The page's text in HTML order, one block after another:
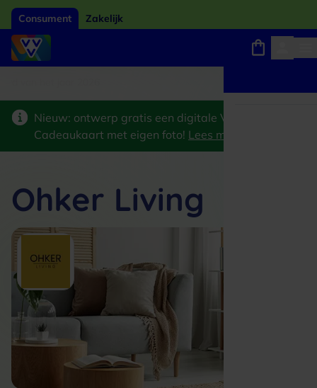
Consument Zakelijk
Nieuw: ontwerp gratis een digitale VVV
Cadeaukaart met eigen foto! Lees meer
Ohker Living